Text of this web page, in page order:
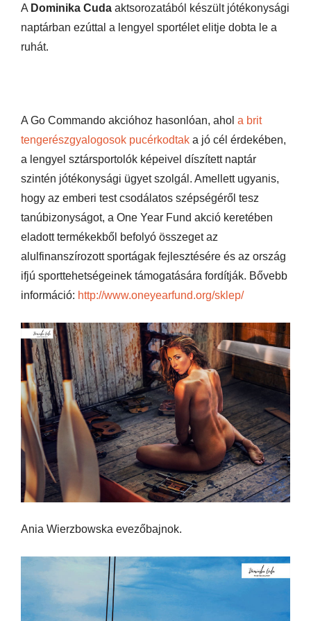
A Dominika Cuda aktsorozatából készült jótékonysági
naptárban ezúttal a lengyel sportélet elitje dobta le a
ruhát.
A Go Commando akcióhoz hasonlóan, ahol a brit
tengerészgyalogosok pucérkodtak a jó cél érdekében,
a lengyel sztársportolók képeivel díszített naptár
szintén jótékonysági ügyet szolgál. Amellett ugyanis,
hogy az emberi test csodálatos szépségéről tesz
tanúbizonyságot, a One Year Fund akció keretében
eladott termékekből befolyó összeget az
alulfinanszírozott sportágak fejlesztésére és az ország
ifjú sporttehetségeinek támogatására fordítják. Bővebb
információ: http://www.oneyearfund.org/sklep/
Ania Wierzbowska evezőbajnok.